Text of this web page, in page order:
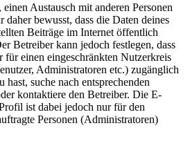
Austausch mit anderen Personen
bewusst, dass die Daten deines
Beiträge im Internet öffentlich
Betreiber kann jedoch festlegen, dass
für einen eingeschränkten Nutzerkreis
Administratoren etc.) zugänglich
hast, suche nach entsprechenden
kontaktiere den Betreiber. Die E-
ist dabei jedoch nur für den
Personen (Administratoren)